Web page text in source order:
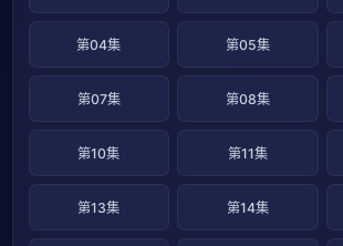
第04集 第05集
第07集 第08集
第10集 第11集
第13集 第14集